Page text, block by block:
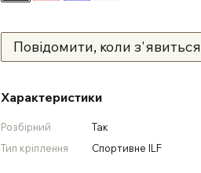
Повідомити, коли з'явиться
Характеристики
Розбірний
Так
Тип кріплення
Спортивне ILF